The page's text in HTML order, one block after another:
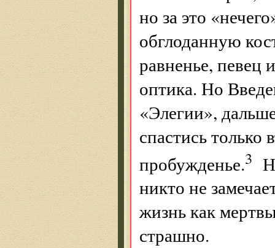
но за это
обглоданную
равненье, певец
оптика. Но
«Элегии»,
спастись
пробужденье.3
никто не
жизнь как
страшно.